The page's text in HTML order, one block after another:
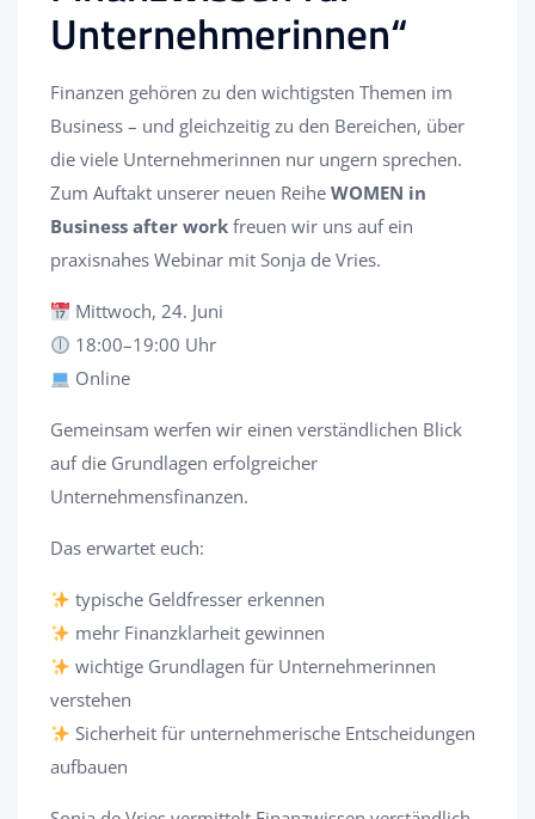
Unternehmerinnen“
Finanzen gehören zu den wichtigsten Themen im
Business – und gleichzeitig zu den Bereichen, über
die viele Unternehmerinnen nur ungern sprechen.
Zum Auftakt unserer neuen Reihe WOMEN in
Business after work freuen wir uns auf ein
praxisnahes Webinar mit Sonja de Vries.
Mittwoch, 24. Juni
18:00–19:00 Uhr
Online
Gemeinsam werfen wir einen verständlichen Blick
auf die Grundlagen erfolgreicher
Unternehmensfinanzen.
Das erwartet euch:
typische Geldfresser erkennen
mehr Finanzklarheit gewinnen
wichtige Grundlagen für Unternehmerinnen
verstehen
Sicherheit für unternehmerische Entscheidungen
aufbauen